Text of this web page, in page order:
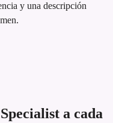
y una descripción
a cada